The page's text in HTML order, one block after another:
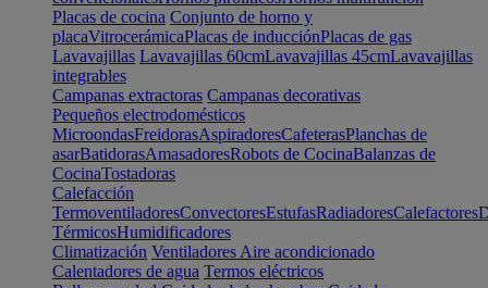
Placas de cocina Conjunto de horno y
placaVitrocerámicaPlacas de inducciónPlacas de gas
Lavavajillas Lavavajillas 60cmLavavajillas 45cmLavavajillas
integrables
Campanas extractoras Campanas decorativas
Pequeños electrodomésticos
MicroondasFreidorasAspiradoresCafeterasPlanchas de
asarBatidorasAmasadoresRobots de CocinaBalanzas de
CocinaTostadoras
Calefacción
TermoventiladoresConvectoresEstufasRadiadoresCalefactores
TérmicosHumidificadores
Climatización Ventiladores Aire acondicionado
Calentadores de agua Termos eléctricos